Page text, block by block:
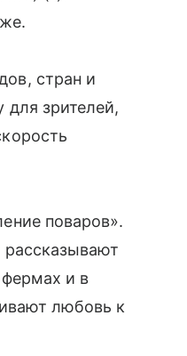
стран и
для зрителей,
поваров».
фермах и в
любовь к